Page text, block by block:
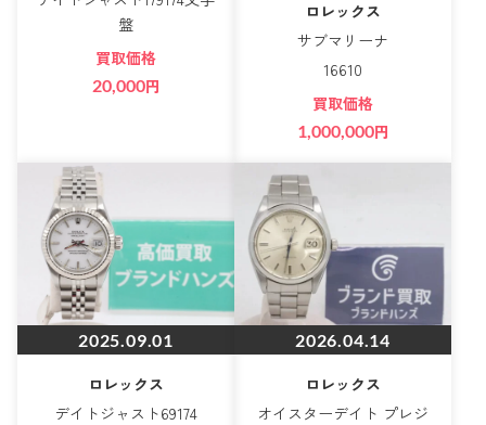
盤
買取価格
20,000円
ロレックス
サブマリーナ
16610
買取価格
1,000,000円
2025.09.01
ロレックス
デイトジャスト69174
2026.04.14
ロレックス
オイスターデイト プレジ